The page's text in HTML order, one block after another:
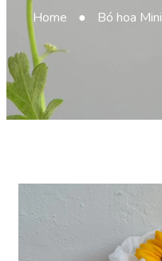
Home ● Bó hoa Mini